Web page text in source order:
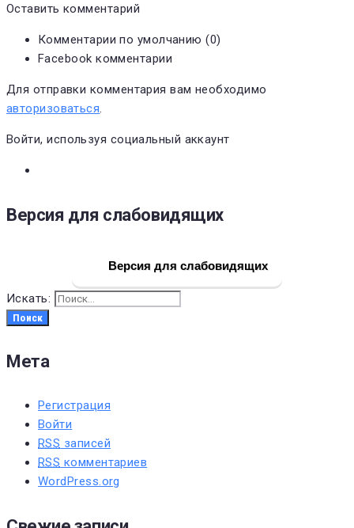
Оставить комментарий
Комментарии по умолчанию (0)
Facebook комментарии
Для отправки комментария вам необходимо
авторизоваться.
Войти, используя социальный аккаунт
Версия для слабовидящих
Версия для слабовидящих
Искать:
Поиск
Мета
Регистрация
Войти
RSS записей
RSS комментариев
WordPress.org